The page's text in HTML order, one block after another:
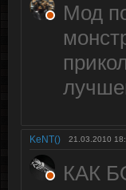
Мод
KeNT() 21.03.2010
КАК